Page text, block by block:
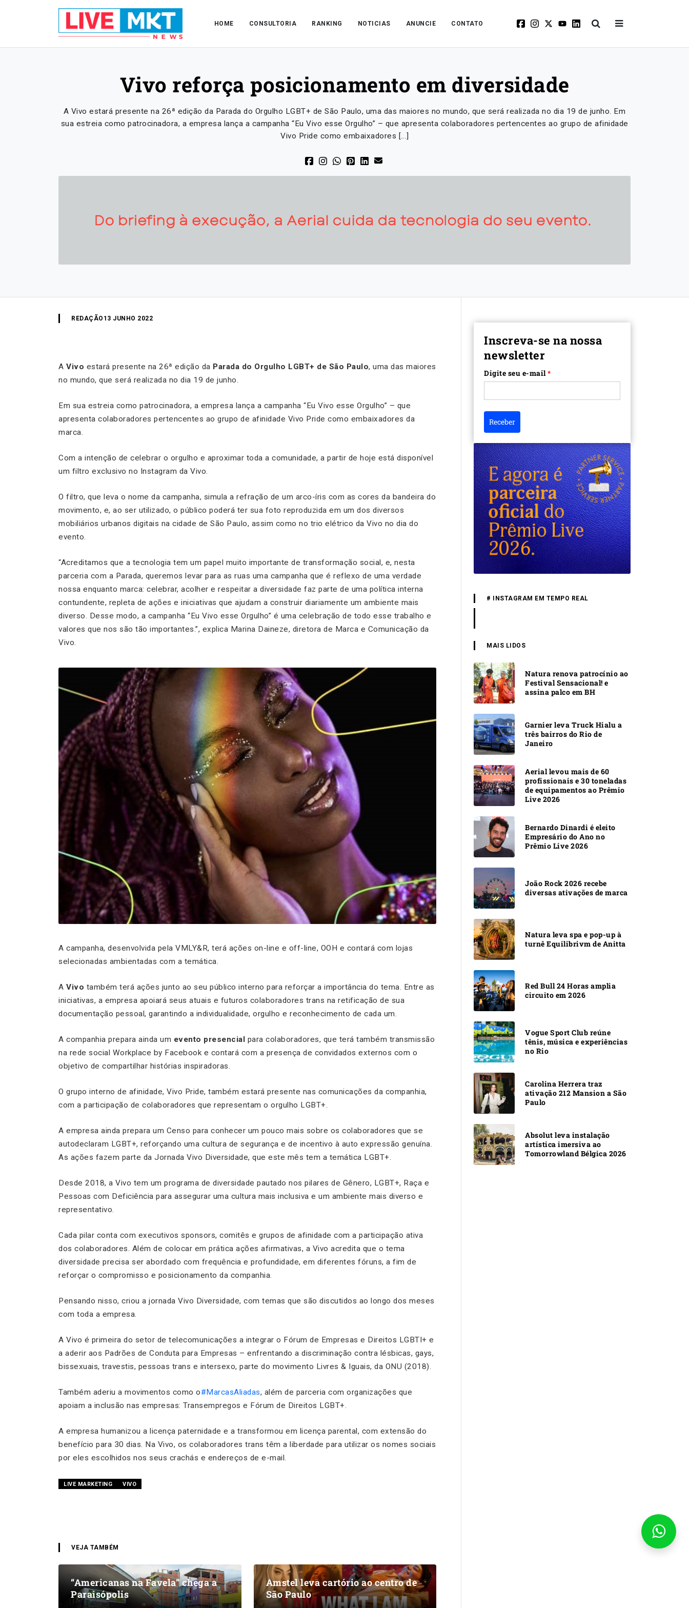
HOME CONSULTORIA RANKING NOTICIAS ANUNCIE CONTATO
Vivo reforça posicionamento em diversidade
A Vivo estará presente na 26ª edição da Parada do Orgulho LGBT+ de São Paulo, uma das maiores no mundo, que será realizada no dia 19 de junho. Em
sua estreia como patrocinadora, a empresa lança a campanha “Eu Vivo esse Orgulho” – que apresenta colaboradores pertencentes ao grupo de afinidade
Vivo Pride como embaixadores […]
REDAÇÃO 13 JUNHO 2022
A Vivo estará presente na 26ª edição da Parada do Orgulho LGBT+ de São Paulo, uma das maiores
no mundo, que será realizada no dia 19 de junho.
Em sua estreia como patrocinadora, a empresa lança a campanha “Eu Vivo esse Orgulho” – que
apresenta colaboradores pertencentes ao grupo de afinidade Vivo Pride como embaixadores da
marca.
Com a intenção de celebrar o orgulho e aproximar toda a comunidade, a partir de hoje está disponível
um filtro exclusivo no Instagram da Vivo.
O filtro, que leva o nome da campanha, simula a refração de um arco-íris com as cores da bandeira do
movimento, e, ao ser utilizado, o público poderá ter sua foto reproduzida em um dos diversos
mobiliários urbanos digitais na cidade de São Paulo, assim como no trio elétrico da Vivo no dia do
evento.
“Acreditamos que a tecnologia tem um papel muito importante de transformação social, e, nesta
parceria com a Parada, queremos levar para as ruas uma campanha que é reflexo de uma verdade
nossa enquanto marca: celebrar, acolher e respeitar a diversidade faz parte de uma política interna
contundente, repleta de ações e iniciativas que ajudam a construir diariamente um ambiente mais
diverso. Desse modo, a campanha “Eu Vivo esse Orgulho” é uma celebração de todo esse trabalho e
valores que nos são tão importantes.”, explica Marina Daineze, diretora de Marca e Comunicação da
Vivo.
A campanha, desenvolvida pela VMLY&R, terá ações on-line e off-line, OOH e contará com lojas
selecionadas ambientadas com a temática.
A Vivo também terá ações junto ao seu público interno para reforçar a importância do tema. Entre as
iniciativas, a empresa apoiará seus atuais e futuros colaboradores trans na retificação de sua
documentação pessoal, garantindo a individualidade, orgulho e reconhecimento de cada um.
A companhia prepara ainda um evento presencial para colaboradores, que terá também transmissão
na rede social Workplace by Facebook e contará com a presença de convidados externos com o
objetivo de compartilhar histórias inspiradoras.
O grupo interno de afinidade, Vivo Pride, também estará presente nas comunicações da companhia,
com a participação de colaboradores que representam o orgulho LGBT+.
A empresa ainda prepara um Censo para conhecer um pouco mais sobre os colaboradores que se
autodeclaram LGBT+, reforçando uma cultura de segurança e de incentivo à auto expressão genuína.
As ações fazem parte da Jornada Vivo Diversidade, que este mês tem a temática LGBT+.
Desde 2018, a Vivo tem um programa de diversidade pautado nos pilares de Gênero, LGBT+, Raça e
Pessoas com Deficiência para assegurar uma cultura mais inclusiva e um ambiente mais diverso e
representativo.
Cada pilar conta com executivos sponsors, comitês e grupos de afinidade com a participação ativa
dos colaboradores. Além de colocar em prática ações afirmativas, a Vivo acredita que o tema
diversidade precisa ser abordado com frequência e profundidade, em diferentes fóruns, a fim de
reforçar o compromisso e posicionamento da companhia.
Pensando nisso, criou a jornada Vivo Diversidade, com temas que são discutidos ao longo dos meses
com toda a empresa.
A Vivo é primeira do setor de telecomunicações a integrar o Fórum de Empresas e Direitos LGBTI+ e
a aderir aos Padrões de Conduta para Empresas – enfrentando a discriminação contra lésbicas, gays,
bissexuais, travestis, pessoas trans e intersexo, parte do movimento Livres & Iguais, da ONU (2018).
Também aderiu a movimentos como o#MarcasAliadas, além de parceria com organizações que
apoiam a inclusão nas empresas: Transempregos e Fórum de Direitos LGBT+.
A empresa humanizou a licença paternidade e a transformou em licença parental, com extensão do
benefício para 30 dias. Na Vivo, os colaboradores trans têm a liberdade para utilizar os nomes sociais
por eles escolhidos nos seus crachás e endereços de e-mail.
LIVE MARKETING VIVO
VEJA TAMBÉM
“Americanas na Favela” chega a
Paraisópolis
Amstel leva cartório ao centro de
São Paulo
Inscreva-se na nossa
newsletter
Digite seu e-mail*
Receber
# INSTAGRAM EM TEMPO REAL
MAIS LIDOS
Natura renova patrocínio ao
Festival Sensacional! e
assina palco em BH
Garnier leva Truck Hialu a
três bairros do Rio de
Janeiro
Aerial levou mais de 60
profissionais e 30 toneladas
de equipamentos ao Prêmio
Live 2026
Bernardo Dinardi é eleito
Empresário do Ano no
Prêmio Live 2026
João Rock 2026 recebe
diversas ativações de marca
Natura leva spa e pop-up à
turnê Equilibrivm de Anitta
Red Bull 24 Horas amplia
circuito em 2026
Vogue Sport Club reúne
tênis, música e experiências
no Rio
Carolina Herrera traz
ativação 212 Mansion a São
Paulo
Absolut leva instalação
artística imersiva ao
Tomorrowland Bélgica 2026